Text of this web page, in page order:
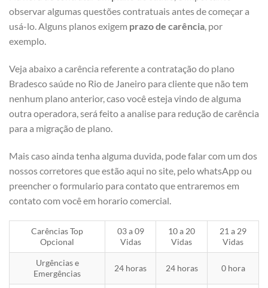
observar algumas questões contratuais antes de começar a
usá-lo. Alguns planos exigem prazo de carência, por
exemplo.
Veja abaixo a carência referente a contratação do plano
Bradesco saúde no Rio de Janeiro para cliente que não tem
nenhum plano anterior, caso você esteja vindo de alguma
outra operadora, será feito a analise para redução de carência
para a migração de plano.
Mais caso ainda tenha alguma duvida, pode falar com um dos
nossos corretores que estão aqui no site, pelo whatsApp ou
preencher o formulario para contato que entraremos em
contato com você em horario comercial.
Carências Top
Opcional
03 a 09
Vidas
10 a 20
Vidas
21 a 29
Vidas
Urgências e
Emergências
24 horas 24 horas 0 hora